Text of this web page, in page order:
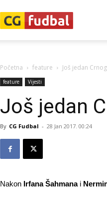
Početna feature Još jedan
feature Vijesti
Još jedan
By CG Fudbal - 28 Jan 2017. 00:24
Nakon Irfana Šahmanai